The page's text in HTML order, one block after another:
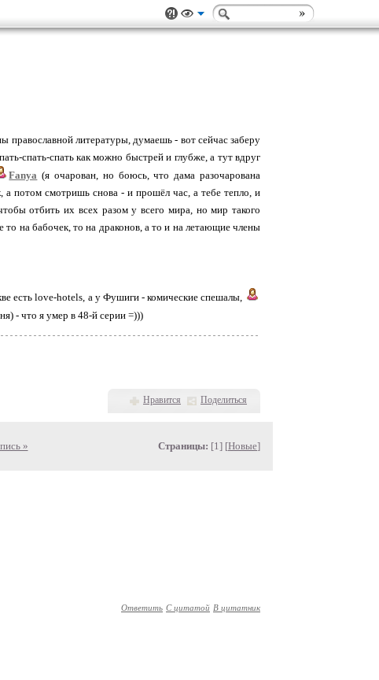
православной литературы, думаешь - вот сейчас заберу
спать-спать как можно быстрей и глубже, а тут вдруг
Fanya (я очарован, но боюсь, что дама разочарована
потом смотришь снова - и прошёл час, а тебе тепло, и
отбить их всех разом у всего мира, но мир такого
на бабочек, то на драконов, а то и на летающие члены
есть love-hotels, а у Фушиги - комические спешалы,
- что я умер в 48-й серии =)))
Нравится Поделиться
» Страницы: [1] [Новые]
Ответить С цитатой В цитатник